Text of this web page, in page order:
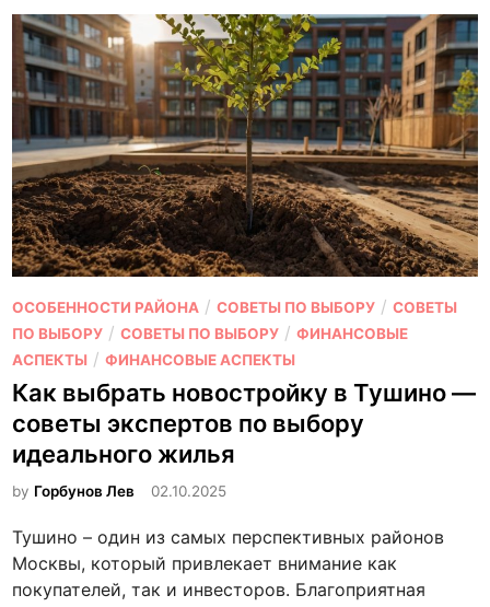
и
р
с
к
е
—
п
о
л
е
з
е
с
т
и
ц
и
и
в
э
л
т
н
у
ю
н
ж
и
м
О
п
у
б
и
к
о
а
н
о
ОСОБЕННОСТИ РАЙОНА /СОВЕТЫ ПО ВЫБОРУ /СОВЕТЫ
ПО ВЫБОРУ /СОВЕТЫ ПО ВЫБОРУ /ФИНАНСОВЫЕ
АСПЕКТЫ /ФИНАНСОВЫЕ АСПЕКТЫ
Как выбрать новостройку в Тушино —
советы экспертов по выбору
идеального жилья
by Горбунов Лев 02.10.2025
Тушино – один из самых перспективных районов
Москвы, который привлекает внимание как
покупателей, так и инвесторов. Благоприятная